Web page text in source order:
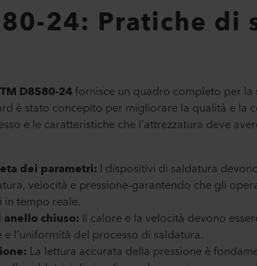
24: Pratiche di
D8580-24fornisce un quadro completo per
è stato concepito per migliorare la qualità e la
e le caratteristiche che l'attrezzatura deve
dei parametri: I dispositivi di saldatura
velocità e pressione-garantendo che gli
tempo reale.
chiuso: Il calore e la velocità devono
l'uniformità del processo di saldatura.
La lettura accurata della pressione è